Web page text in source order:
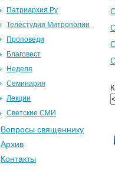
Патриархия.Ру
Телестудия Митрополии
Проповеди
Благовест
Неделя
Семинария
Лекции
Светские СМИ
Вопросы священнику
Архив
Контакты